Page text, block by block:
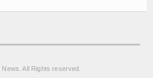
News. All Rights reserved.